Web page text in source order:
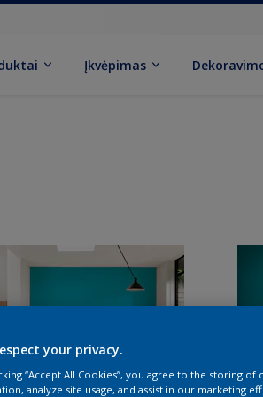
Įkvėpimas
your privacy.
“Accept All Cookies”, you agree to the storing
analyze site usage, and assist in our marketing